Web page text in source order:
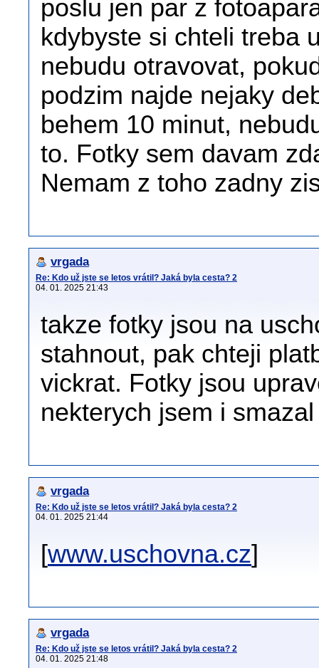
poslu jen par z
kdybyste si chteli treba
nebudu otravovat,
podzim najde nejaky
behem 10 minut,
to. Fotky sem davam
Nemam z toho zadny
vrgada
Re: Kdo už jste se letos vrátil? Jaká byla cesta? 2
04. 01. 2025 21:43
takze fotky jsou na
stahnout, pak chteji
vickrat. Fotky jsou
nekterych jsem i
vrgada
Re: Kdo už jste se letos vrátil? Jaká byla cesta? 2
04. 01. 2025 21:44
[www.uschovna.cz]
vrgada
Re: Kdo už jste se letos vrátil? Jaká byla cesta? 2
04. 01. 2025 21:48